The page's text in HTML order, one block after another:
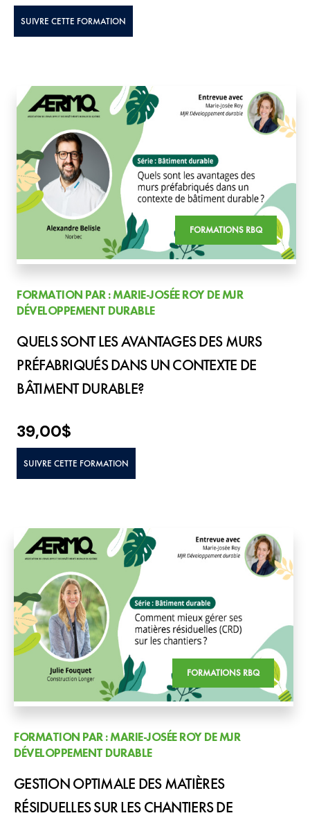
SUIVRE CETTE FORMATION
FORMATIONS RBQ
FORMATION PAR : MARIE-JOSÉE ROY DE MJR
DÉVELOPPEMENT DURABLE
QUELS SONT LES AVANTAGES DES MURS
PRÉFABRIQUÉS DANS UN CONTEXTE DE
BÂTIMENT DURABLE?
39,00$
SUIVRE CETTE FORMATION
FORMATIONS RBQ
FORMATION PAR : MARIE-JOSÉE ROY DE MJR
DÉVELOPPEMENT DURABLE
GESTION OPTIMALE DES MATIÈRES
RÉSIDUELLES SUR LES CHANTIERS DE